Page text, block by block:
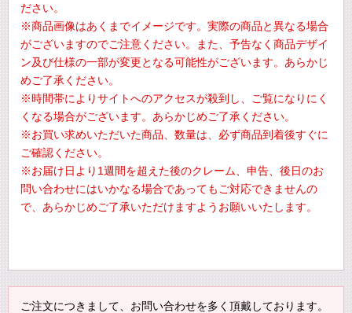
ださい。
※商品画像はあくまでイメージです。実際の商品と異なる場合
がございますのでご注意ください。また、予告なく商品デザイ
ン及び仕様の一部が変更となる可能性がございます。あらかじ
めご了承ください。
※時間帯によりサイトへのアクセスが殺到し、ご覧になりにく
くなる場合がございます。あらかじめご了承ください。
※お買い求めいただいた商品、数量は、必ず商品到着後すぐに
ご確認ください。
※お届け日より1週間を超えた後のクレーム、申告、後日のお
問い合わせにはいかなる場合であってもご対応できませんの
で、あらかじめご了承いただけますようお願いいたします。
ご注文につきまして、お問い合わせを多く頂戴しております。